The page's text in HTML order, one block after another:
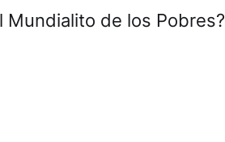
de los Pobres?